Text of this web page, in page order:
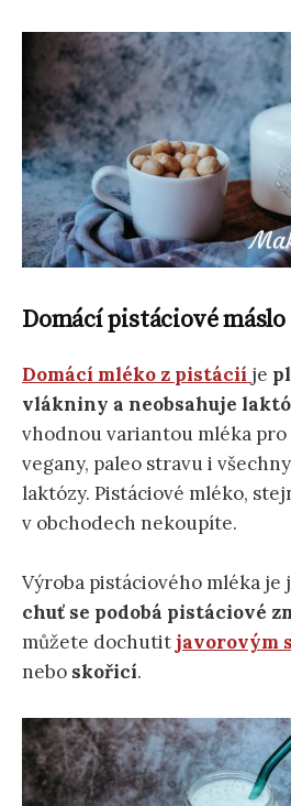
Domácí pistáciové máslo
Domácí mléko z pistácií je
vlákniny a neobsahuje
vhodnou variantou mléka pro
vegany, paleo stravu i
laktózy. Pistáciové mléko,
v obchodech nekoupíte.
Výroba pistáciového mléka je
chuť se podobá pistáciové
můžete dochutitjavorovým
nebo skořicí.